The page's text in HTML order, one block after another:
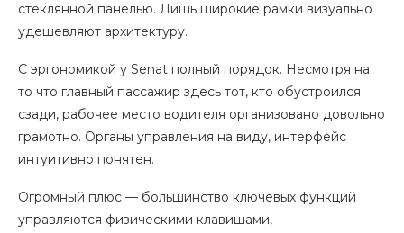
стеклянной панелью. Лишь широкие рамки визуально
удешевляют архитектуру.
С эргономикой у Senat полный порядок. Несмотря на
то что главный пассажир здесь тот, кто обустроился
сзади, рабочее место водителя организовано довольно
грамотно. Органы управления на виду, интерфейс
интуитивно понятен.
Огромный плюс — большинство ключевых функций
управляются физическими клавишами,